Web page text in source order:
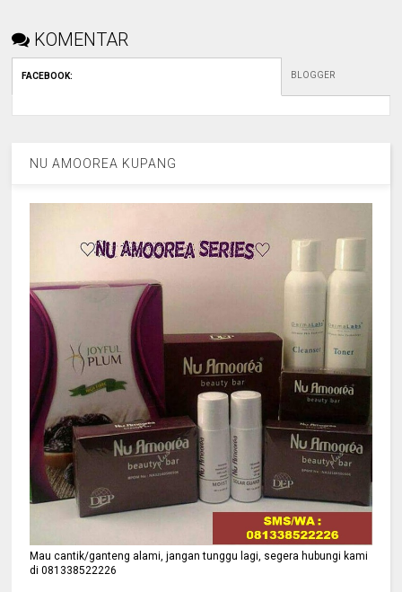
KOMENTAR
FACEBOOK: BLOGGER
NU AMOOREA KUPANG
Mau cantik/ganteng alami, jangan tunggu lagi, segera hubungi kami
di 081338522226